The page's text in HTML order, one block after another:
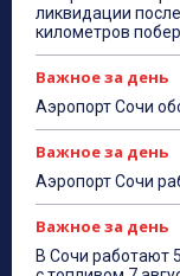
ликвидации
километров
Важное за день
Аэропорт Сочи
Важное за день
Аэропорт Сочи
Важное за день
В Сочи работают